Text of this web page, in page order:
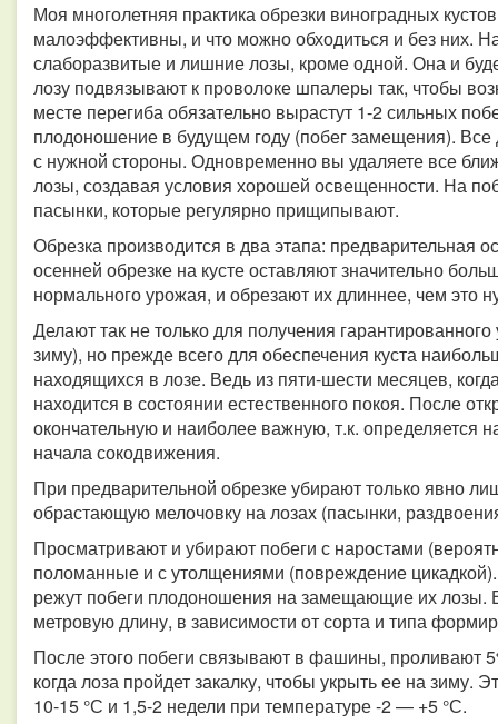
Моя многолетняя практика обрезки виноградных
малоэффективны, и что можно обходиться и без них.
слаборазвитые и лишние лозы, кроме одной. Она и
лозу подвязывают к проволоке шпалеры так, чтобы
месте перегиба обязательно вырастут 1-2 сильных
плодоношение в будущем году (побег замещения).
с нужной стороны. Одновременно вы удаляете все
лозы, создавая условия хорошей освещенности. На
пасынки, которые регулярно прищипывают.
Обрезка производится в два этапа: предварительная
осенней обрезке на кусте оставляют значительно
нормального урожая, и обрезают их длиннее, чем это
Делают так не только для получения
зиму), но прежде всего для обеспечения куста
находящихся в лозе. Ведь из пяти-шести месяцев,
находится в состоянии естественного покоя. После
окончательную и наиболее важную, т.к. определяется
начала сокодвижения.
При предварительной обрезке убирают только явно
обрастающую мелочовку на лозах (пасынки,
Просматривают и убирают побеги с наростами
поломанные и с утолщениями (повреждение
режут побеги плодоношения на замещающие их лозы.
метровую длину, в зависимости от сорта и типа
После этого побеги связывают в фашины, проливают
когда лоза пройдет закалку, чтобы укрыть ее на зиму.
10-15 °С и 1,5-2 недели при температуре -2 — +5 °С.